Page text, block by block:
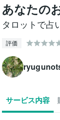
あなたの
タロットで占
評価
サービス内容